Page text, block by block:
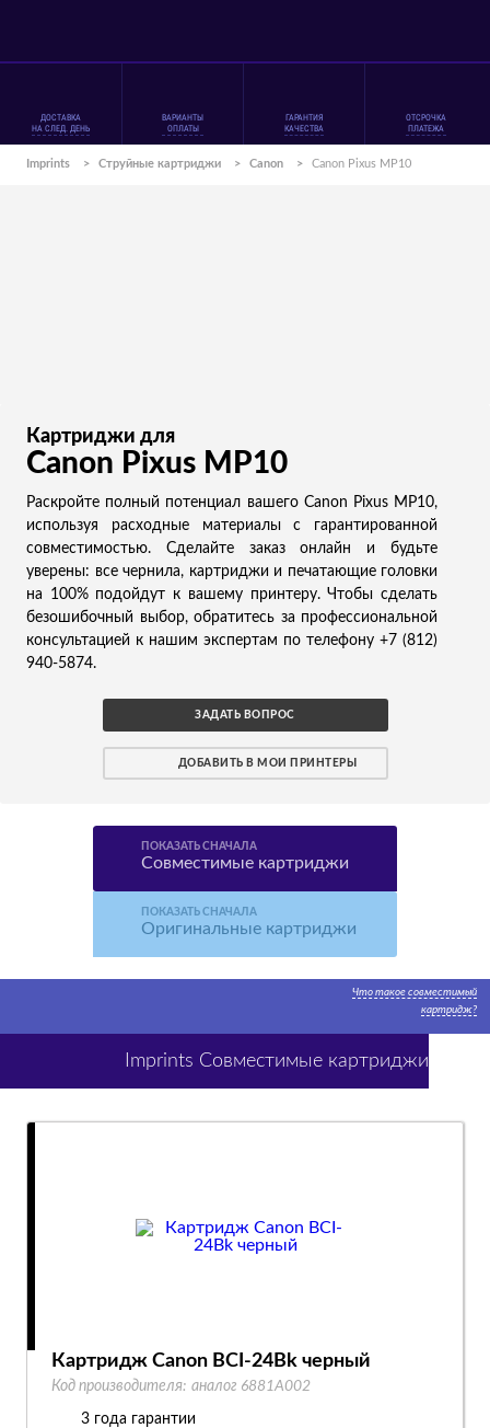
ДОСТАВКА
НА СЛЕД. ДЕНЬ
ВАРИАНТЫ
ОПЛАТЫ
ГАРАНТИЯ
КАЧЕСТВА
ОТСРОЧКА
ПЛАТЕЖА
Imprints > Струйные картриджи > Canon > Canon Pixus MP10
Картриджи для
Canon Pixus MP10
Раскройте полный потенциал вашего Canon Pixus MP10,
используя расходные материалы с гарантированной
совместимостью. Сделайте заказ онлайн и будьте
уверены: все чернила, картриджи и печатающие головки
на 100% подойдут к вашему принтеру. Чтобы сделать
безошибочный выбор, обратитесь за профессиональной
консультацией к нашим экспертам по телефону +7 (812)
940-5874.
ЗАДАТЬ ВОПРОС
ДОБАВИТЬ В МОИ ПРИНТЕРЫ
ПОКАЗАТЬ СНАЧАЛА
Совместимые картриджи
ПОКАЗАТЬ СНАЧАЛА
Оригинальные картриджи
Что такое совместимый
картридж?
Imprints Совместимые картриджи
Картридж Canon BCI-24Bk черный
Код производителя: аналог 6881A002
3 года гарантии